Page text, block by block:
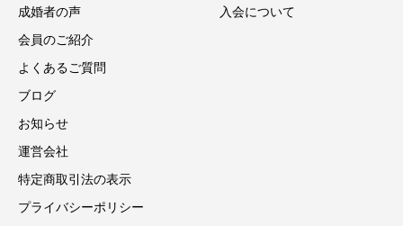
成婚者の声
会員のご紹介
よくあるご質問
ブログ
お知らせ
運営会社
特定商取引法の表示
プライバシーポリシー
入会について